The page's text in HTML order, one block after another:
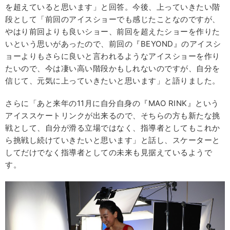
を超えていると思います」と回答。今後、上っていきたい階
段として「前回のアイスショーでも感じたことなのですが、
やはり前回よりも良いショー、前回を超えたショーを作りた
いという思いがあったので、前回の『BEYOND』のアイスシ
ョーよりもさらに良いと言われるようなアイスショーを作り
たいので、今は凄い高い階段かもしれないのですが、自分を
信じて、元気に上っていきたいと思います」と語りました。
さらに「あと来年の11月に自分自身の『MAO RINK』という
アイススケートリンクが出来るので、そちらの方も新たな挑
戦として、自分が滑る立場ではなく、指導者としてもこれか
ら挑戦し続けていきたいと思います」と話し、スケーターと
してだけでなく指導者としての未来も見据えているようで
す。